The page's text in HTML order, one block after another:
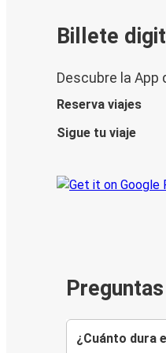
Billete
Descubre la App
Reserva viajes
Sigue tu viaje
¿Cuánto dura